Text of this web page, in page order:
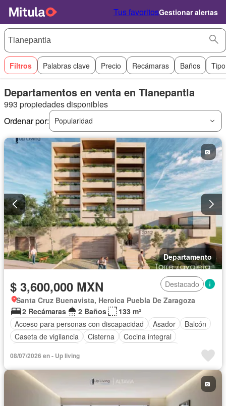
Tus favoritosGestionar alertas
Filtros Palabras clave Precio Recámaras Baños
Departamentos en venta en Tlanepantla
993 propiedades disponibles
Ordenar por:
Popularidad
Departamento
$ 3,600,000 MXN
Destacado
Santa Cruz Buenavista, Heroica Puebla De Zaragoza
2 Recámaras
2 Baños
133 m²
Acceso para personas con discapacidad
Asador
Balcón
Caseta de vigilancia
Cisterna
Cocina integral
Gimnasio
Recámara con closet
Terraza
08/07/2026 en - Up living